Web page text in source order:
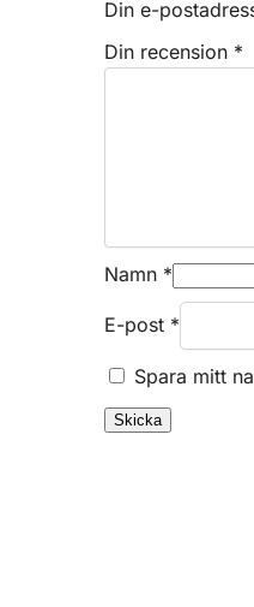
Din e-
Din recension *
Namn *
E-post *
Spara mitt